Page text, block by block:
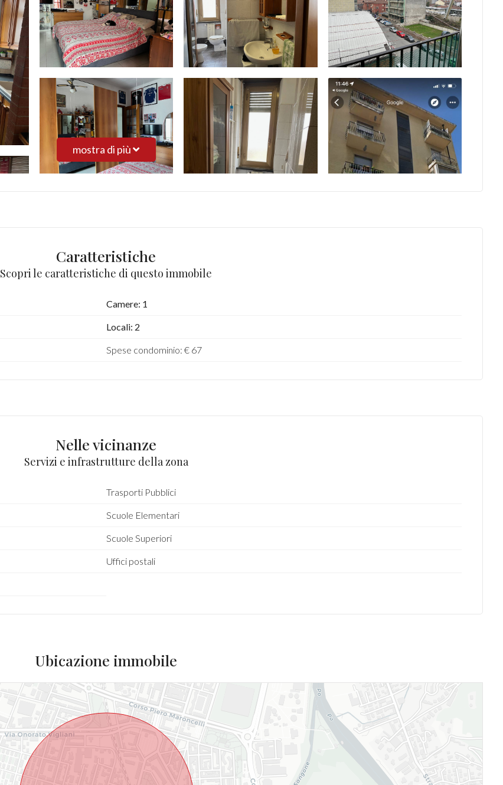
mostra di più
Caratteristiche
Scopri le caratteristiche di questo immobile
Camere: 1
Locali: 2
Spese condominio: € 67
Nelle vicinanze
Servizi e infrastrutture della zona
Trasporti Pubblici
Scuole Elementari
Scuole Superiori
Uffici postali
Ubicazione immobile